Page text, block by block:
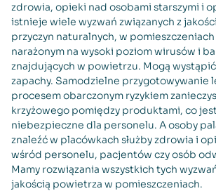
zdrowia, opieki nad osobami starszymi i
istnieje wiele wyzwań związanych z
przyczyn naturalnych, w
narażonym na wysoki poziom wirusów i
znajdujących w powietrzu. Mogą
zapachy. Samodzielne przygotowywanie
procesem obarczonym ryzykiem
krzyżowego pomiędzy produktami, co
niebezpieczne dla personelu. A osoby
znaleźć w placówkach służby zdrowia i
wśród personelu, pacjentów czy osób
Mamy rozwiązania wszystkich tych
jakością powietrza w pomieszczeniach.